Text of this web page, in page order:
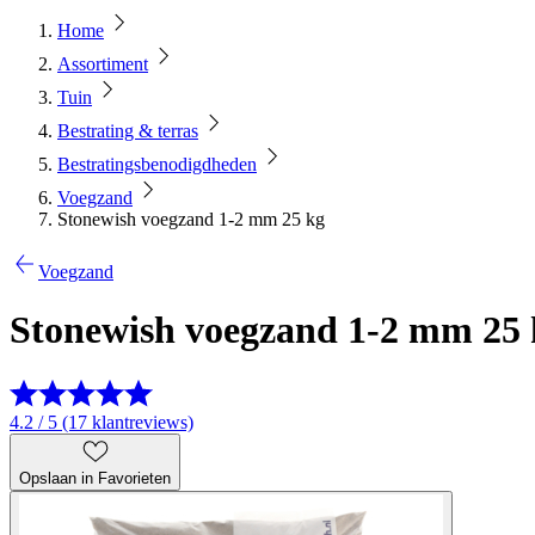
Home
Assortiment
Tuin
Bestrating & terras
Bestratingsbenodigdheden
Voegzand
Stonewish voegzand 1-2 mm 25 kg
Voegzand
Stonewish voegzand 1-2 mm 25
4.2 / 5 (17 klantreviews)
Opslaan in Favorieten